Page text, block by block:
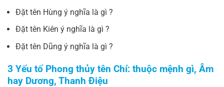
Đặt tên Hùng ý nghĩa là gì ?
Đặt tên Kiên ý nghĩa là gì ?
Đặt tên Dũng ý nghĩa là gì ?
3 Yếu tố Phong thủy tên Chí: thuộc mệnh gì, Âm
hay Dương, Thanh Điệu